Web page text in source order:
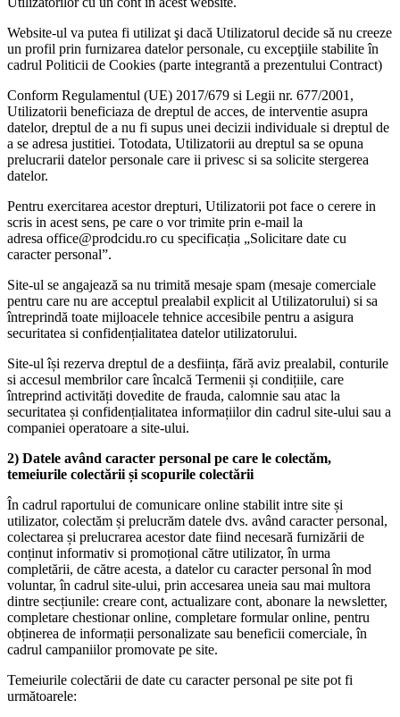
Website-ul va putea fi utilizat şi dacă Utilizatorul decide să nu creeze
un profil prin furnizarea datelor personale, cu excepţiile stabilite în
cadrul Politicii de Cookies (parte integrantă a prezentului Contract)
Conform Regulamentul (UE) 2017/679 si Legii nr. 677/2001,
Utilizatorii beneficiaza de dreptul de acces, de interventie asupra
datelor, dreptul de a nu fi supus unei decizii individuale si dreptul de
a se adresa justitiei. Totodata, Utilizatorii au dreptul sa se opuna
prelucrarii datelor personale care ii privesc si sa solicite stergerea
datelor.
Pentru exercitarea acestor drepturi, Utilizatorii pot face o cerere in
scris in acest sens, pe care o vor trimite prin e-mail la
adresa office@prodcidu.ro cu specificația „Solicitare date cu
caracter personal”.
Site-ul se angajează sa nu trimită mesaje spam (mesaje comerciale
pentru care nu are acceptul prealabil explicit al Utilizatorului) si sa
întreprindă toate mijloacele tehnice accesibile pentru a asigura
securitatea si confidențialitatea datelor utilizatorului.
Site-ul își rezerva dreptul de a desființa, fără aviz prealabil, conturile
si accesul membrilor care încalcă Termenii și condițiile, care
întreprind activități dovedite de frauda, calomnie sau atac la
securitatea și confidențialitatea informațiilor din cadrul site-ului sau a
companiei operatoare a site-ului.
2) Datele având caracter personal pe care le colectăm,
temeiurile colectării și scopurile colectării
În cadrul raportului de comunicare online stabilit intre site și
utilizator, colectăm și prelucrăm datele dvs. având caracter personal,
colectarea și prelucrarea acestor date fiind necesară furnizării de
conținut informativ si promoțional către utilizator, în urma
completării, de către acesta, a datelor cu caracter personal în mod
voluntar, în cadrul site-ului, prin accesarea uneia sau mai multora
dintre secțiunile: creare cont, actualizare cont, abonare la newsletter,
completare chestionar online, completare formular online, pentru
obținerea de informații personalizate sau beneficii comerciale, în
cadrul campaniilor promovate pe site.
Temeiurile colectării de date cu caracter personal pe site pot fi
următoarele: